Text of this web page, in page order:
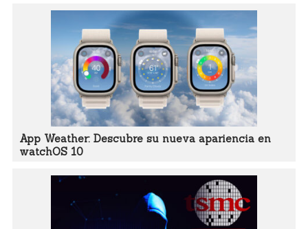
App Weather: Descubre su nueva apariencia en
watchOS 10